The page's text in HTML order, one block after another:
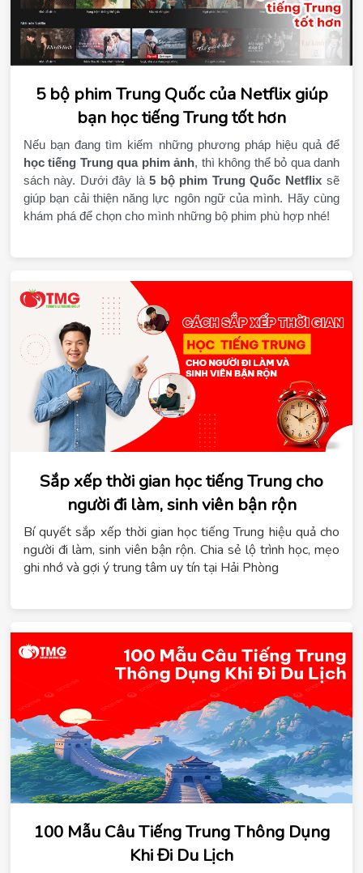
5 bộ phim Trung Quốc của Netflix giúp
bạn học tiếng Trung tốt hơn
học tiếng Trung qua phim ảnh, thì không thể bỏ qua danh
sách này. Dưới đây là 5 bộ phim Trung Quốc Netflix sẽ
giúp bạn cải thiện năng lực ngôn ngữ của mình. Hãy cùng
khám phá để chọn cho mình những bộ phim phù hợp nhé!
Sắp xếp thời gian học tiếng Trung cho
người đi làm, sinh viên bận rộn
Bí quyết sắp xếp thời gian học tiếng Trung hiệu quả cho
người đi làm, sinh viên bận rộn. Chia sẻ lộ trình học, mẹo
ghi nhớ và gợi ý trung tâm uy tín tại Hải Phòng
100 Mẫu Câu Tiếng Trung Thông Dụng
Khi Đi Du Lịch